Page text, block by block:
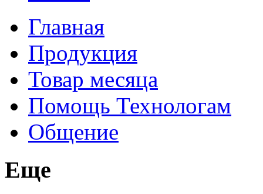
Главная
Продукция
Товар месяца
Помощь Технологам
Общение
Еще